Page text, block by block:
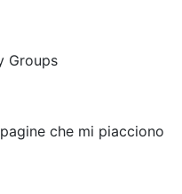
Groups
che mi piacciono